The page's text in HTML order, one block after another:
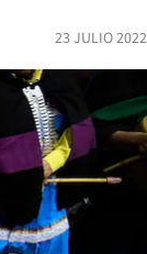
23 JULIO 2022